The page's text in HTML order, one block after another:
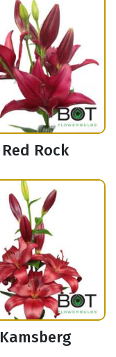
Red Rock
Kamsberg